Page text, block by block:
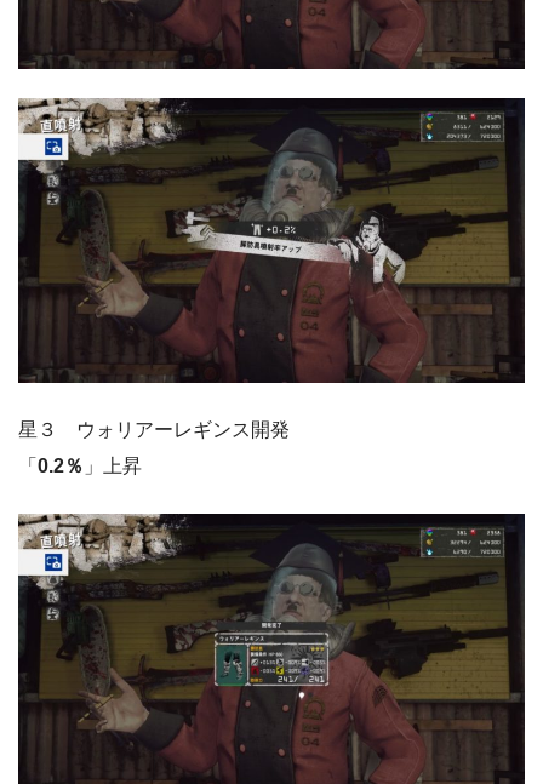
星３ ウォリアーレギンス開発
「 0.2％ 」上昇